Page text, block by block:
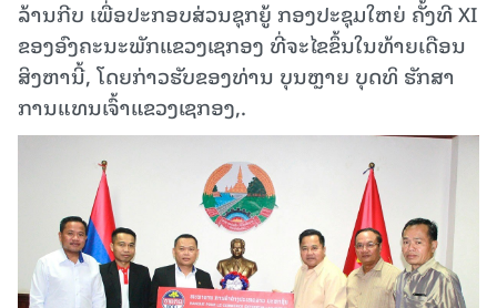
ລ້ານກີບ ເພື່ອປະກອບສ່ວນຊຸກຍູ້ ກອງປະຊຸມໃຫຍ່ ຄັ້ງທີ XI
ຂອງອົງຄະນະພັກແຂວງເຊກອງ ທີ່ຈະໄຂຂຶ້ນໃນທ້າຍເດືອນ
ສິງຫານີ້, ໂດຍກ່າວຮັບຂອງທ່ານ ບຸນຫຼາຍ ບຸດທິ ຮັກສາ
ການແທນເຈົ້າແຂວງເຊກອງ,.